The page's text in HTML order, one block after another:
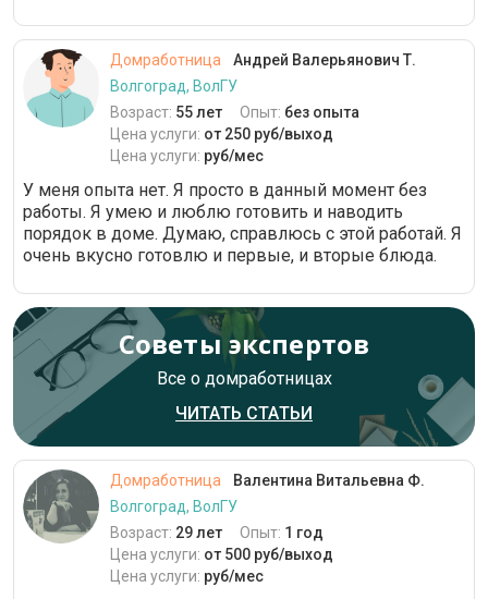
Домработница
Андрей Валерьянович Т.
Волгоград, ВолГУ
Возраст: 55 лет Опыт: без опыта
Цена услуги: от 250 руб/выход
Цена услуги: руб/мес
У меня опыта нет. Я просто в данный момент без
работы. Я умею и люблю готовить и наводить
порядок в доме. Думаю, справлюсь с этой работай. Я
очень вкусно готовлю и первые, и вторые блюда.
Советы экспертов
Все о домработницах
ЧИТАТЬ СТАТЬИ
Домработница
Валентина Витальевна Ф.
Волгоград, ВолГУ
Возраст: 29 лет Опыт: 1 год
Цена услуги: от 500 руб/выход
Цена услуги: руб/мес